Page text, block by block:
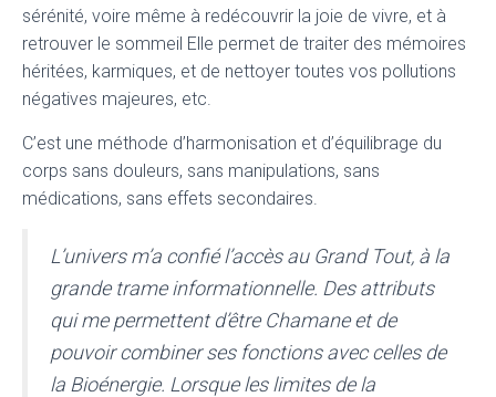
sérénité, voire même à redécouvrir la joie de vivre, et à
retrouver le sommeil Elle permet de traiter des mémoires
héritées, karmiques, et de nettoyer toutes vos pollutions
négatives majeures, etc.
C’est une méthode d’harmonisation et d’équilibrage du
corps sans douleurs, sans manipulations, sans
médications, sans effets secondaires.
L’univers m’a confié l’accès au Grand Tout, à la
grande trame informationnelle. Des attributs
qui me permettent d’être Chamane et de
pouvoir combiner ses fonctions avec celles de
la Bioénergie. Lorsque les limites de la